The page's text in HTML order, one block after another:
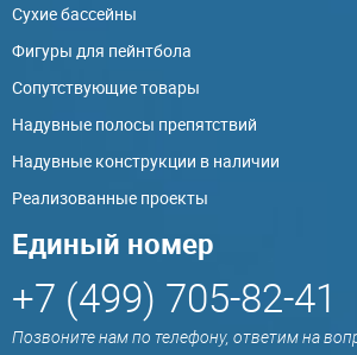
Сухие бассейны
Фигуры для пейнтбола
Сопутствующие товары
Надувные полосы препятствий
Надувные конструкции в наличии
Реализованные проекты
Единый номер
+7 (499) 705-82-41
Позвоните нам по телефону, ответим на